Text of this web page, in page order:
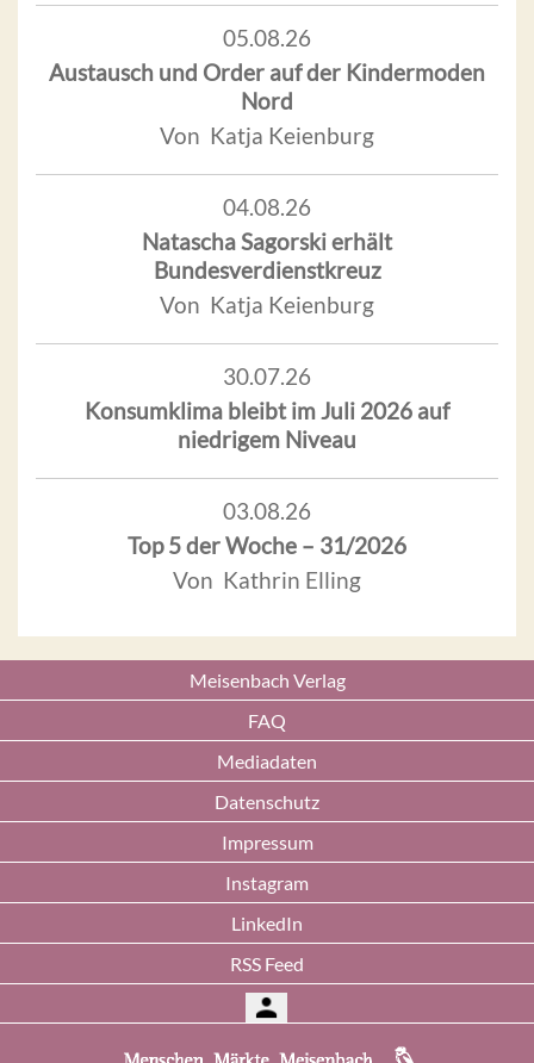
05.08.26
Austausch und Order auf der Kindermoden
Nord
Von Katja Keienburg
04.08.26
Natascha Sagorski erhält
Bundesverdienstkreuz
Von Katja Keienburg
30.07.26
Konsumklima bleibt im Juli 2026 auf
niedrigem Niveau
03.08.26
Top 5 der Woche – 31/2026
Von Kathrin Elling
Meisenbach Verlag
FAQ
Mediadaten
Datenschutz
Impressum
Instagram
LinkedIn
RSS Feed